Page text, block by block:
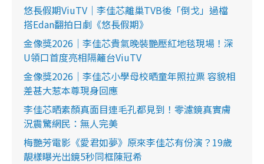
悠長假期ViuTV｜李佳芯離巢TVB後「倒戈」過檔
搭Edan翻拍日劇《悠長假期》
金像獎2026｜李佳芯貴氣晚裝艷壓紅地毯現場！深
U領口首度亮相隔籬台ViuTV
金像獎2026｜李佳芯小學母校晒童年照拉票 容貌相
差甚大惹本尊現身回應
李佳芯晒素顏真面目連毛孔都見到！零濾鏡真實膚
況震驚網民：無人完美
梅艷芳電影《愛君如夢》原來李佳芯有份演？19歲
靚樣曝光出鏡5秒同框陳冠希